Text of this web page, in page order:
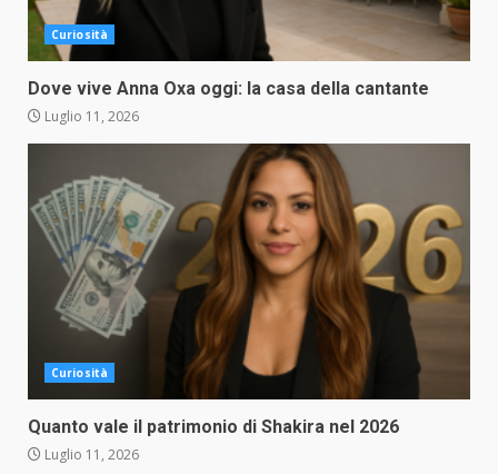
Curiosità
Dove vive Anna Oxa oggi: la casa della cantante
Luglio 11, 2026
Curiosità
Quanto vale il patrimonio di Shakira nel 2026
Luglio 11, 2026